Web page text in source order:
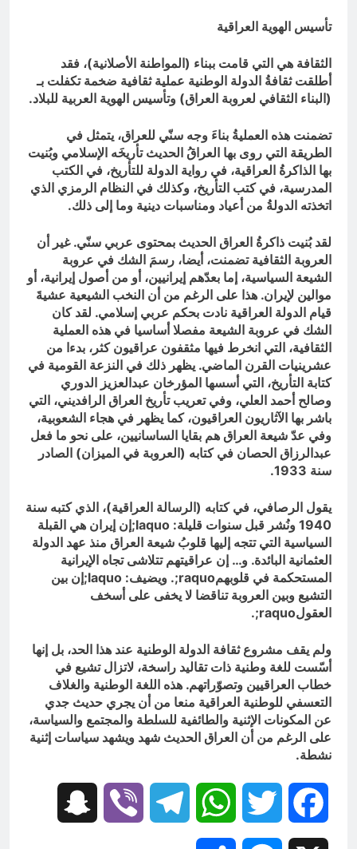
تأسيس الهوية العراقية
الثقافة هي التي قامت ببناء (المواطنة الأصلانية)، فقد
أطلقت ثقافةُ الدولة الوطنية عملية ثقافية ضخمة تكفلت بـ
(البناء الثقافي لعروبة العراق) وتأسيس الهوية العربية للبلاد.
تضمنت هذه العمليةُ بناءَ وجه سنّي للعراق، يتمثل في
الطريقة التي روى بها العراقُ الحديث تأريخَه الإسلامي وبُنيت
بها الذاكرةُ العراقية، في رواية الدولة للتأريخ، في الكتب
المدرسية، في كتب التأريخ، وكذلك في النظام الرمزي الذي
اتخذته الدولةُ من أعياد ومناسبات دينية وما إلى ذلك.
لقد بُنيت ذاكرةُ العراق الحديث بمحتوى عربي سنّي. غير أن
العروبة الثقافية تضمنت، أيضا، رسمَ الشك في عروبة
الشيعة السياسية، إما بعدّهم إيرانيين، أو من أصول إيرانية، أو
موالين لإيران. هذا على الرغم من أن النخب الشيعية عشيةَ
قيام الدولة العراقية نادت بحكم عربي إسلامي. لقد كان
الشك في عروبة الشيعة مفصلا أساسيا في هذه العملية
الثقافية، التي انخرط فيها مثقفون عراقيون كثر، بدءا من
عشرينيات القرن الماضي. يظهر ذلك في النزعة القومية في
كتابة التأريخ، التي أسسها المؤرخان عبدالعزيز الدوري
وصالح أحمد العلي، وفي تعريب تأريخ العراق الرافديني، التي
باشر بها الآثاريون العراقيون، كما يظهر في هجاء الشعوبية،
وفي عدّ شيعة العراق هم بقايا الساسانيين، على نحو ما فعل
عبدالرزاق الحصان في كتابه (العروبة في الميزان) الصادر
سنة 1933.
يقول الرصافي، في كتابه (الرسالة العراقية)، الذي كتبه سنة
1940 ونُشر قبل سنوات قليلة:
laquo;إن إيران هي القبلة
السياسية التي تتجه إليها قلوبُ شيعة العراق منذ عهد الدولة
العثمانية البائدة. و… إن عراقيتهم تتلاشى تجاه الإيرانية
المستحكمة في قلوبهمraquo;. ويضيف: laquo;إن بين
التشيع وبين العروبة تناقضا لا يخفى على أسخف
العقولraquo
;.
ولم يقف مشروع ثقافة الدولة الوطنية عند هذا الحد، بل إنها
أسّست للغة وطنية ذات تقاليد راسخة، لاتزال تشيع في
خطاب العراقيين وتصوّراتهم. هذه اللغة الوطنية والغلاف
التعسفي للوطنية العراقية منعا من أن يجري حديث جدي
عن المكونات الإثنية والطائفية للسلطة والمجتمع والسياسة،
على الرغم من أن العراق الحديث شهد ويشهد سياسات إثنية
نشطة.
Facebook
Twitter
WhatsApp
Telegram
Viber